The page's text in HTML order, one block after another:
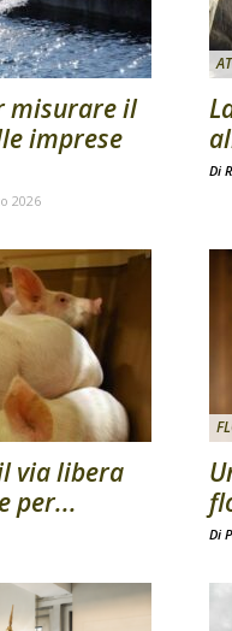
misurare il
imprese
2026
Di
via libera
per...
Di